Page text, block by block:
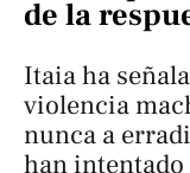
de la
Itaia ha
violencia
nunca a
han